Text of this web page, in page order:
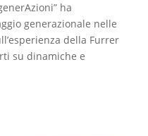
ha
generazionale nelle
della Furrer
su dinamiche e